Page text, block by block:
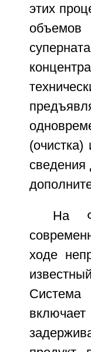
этих
объемов
сведения
На
ходе